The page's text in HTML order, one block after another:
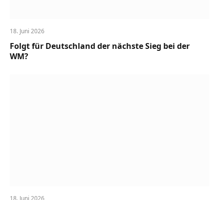
18. Juni 2026
Folgt für Deutschland der nächste Sieg bei der
WM?